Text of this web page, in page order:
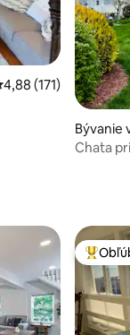
160
4,88 (171)
Bývanie
Chata